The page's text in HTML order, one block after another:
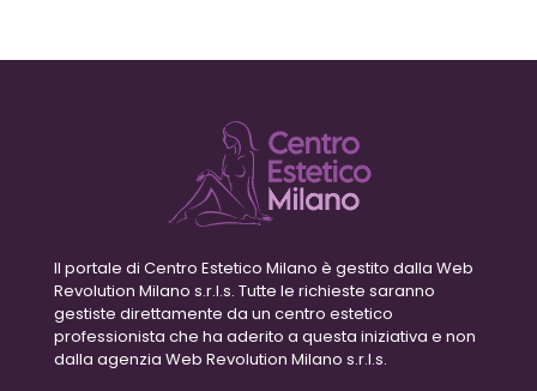
Il portale di Centro Estetico Milano è gestito dalla Web
Revolution Milano s.r.l.s. Tutte le richieste saranno
gestiste direttamente da un centro estetico
professionista che ha aderito a questa iniziativa e non
dalla agenzia Web Revolution Milano s.r.l.s.